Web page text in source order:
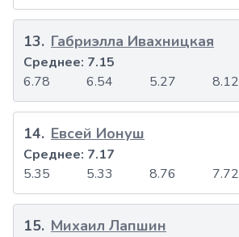
13. Габриэлла Ивахницкая
6.78 6.54 5.27 8.12
Среднее: 7.15
14. Евсей Ионуш
5.35 5.33 8.76 7.72
Среднее: 7.17
15. Михаил Лапшин